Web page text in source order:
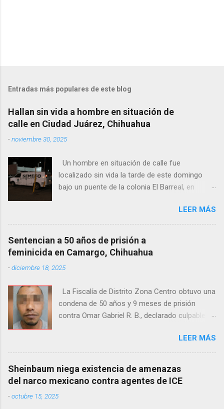
Entradas más populares de este blog
Hallan sin vida a hombre en situación de
calle en Ciudad Juárez, Chihuahua
-noviembre 30, 2025
Un hombre en situación de calle fue
localizado sin vida la tarde de este domingo
bajo un puente de la colonia El Barreal, en
de las calles 20 de Noviembre y Ramón Corona,
donde vecinos reportaron la presencia del
cuerpo. Elementos ministeriales y peritos de la
Fiscalía Zona Norte confirmaron que el
fallecido no presentaba huellas de violencia.
Habitantes de la zona señalaron que el hombre
desconocen su identidad.
LEER MÁS
Sentencian a 50 años de prisión a
feminicida en Camargo, Chihuahua
-diciembre 18, 2025
La Fiscalía de Distrito Zona Centro obtuvo una
condena de 50 años y 9 meses de prisión
contra Omar Gabriel R. B., declarado culpable
ocurrido en julio de 2021 en Camargo. De
acuerdo con las investigaciones, el acusado,
junto con Ramón Porfirio V. P., raptó y
estranguló a la víctima, cuyo cuerpo fue hallado
en septiembre de 2022 en un predio cercano a
LEER MÁS
Sheinbaum niega existencia de amenazas
del narco mexicano contra agentes de ICE
-octubre 15, 2025